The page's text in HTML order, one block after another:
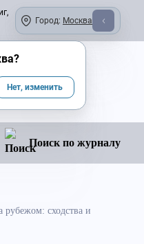
Город: Москва
Поиск по журналу
рубежом: сходства и
?
Нет, изменить